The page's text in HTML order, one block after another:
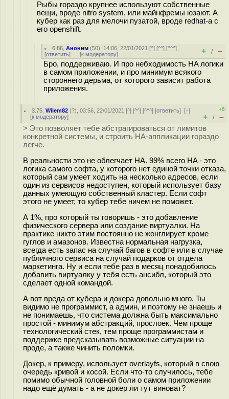
Рыбы гораздо крупнее используют собственные
вещи, вроде nitro system, или майнфремы юзают. А
кубер как раз для мелочи пузатой, вроде redhat-а c
его openshift.
6.86 ,Аноним (50), 14:06, 22/01/2021 [^] [^^] [^^^]
[ответить] [к модератору] + / –
Бро, поддерживаю. И про небходимость HA логики
в самом приложении, и про минимум всякого
стороннего дерьма, от которого зависит работа
приложения.
3.75 ,Wilem82 (?), 03:56, 22/01/2021 [^] [^^] [^^^] [ответить][↑]
[к модератору]
+5
+ / –
> Это позволяет тебе абстрагироваться от лимитов
конкретной системы, и строить HA-аппликации гораздо
легче.
В реальности это не облегчает HA. 99% всего HA - это
логика самого софта, у которого нет единой точки отказа,
который сам умеет ходить на несколько адресов, если
один из сервисов недоступен, который использует базу
данных умеющую собственный кластер. Если софт
этого не умеет, то кубер тебе ничем не поможет.
А 1%, про который ты говоришь - это добавление
физического сервера или создание виртуалки. На
практике никто этим постоянно не жонглирует кроме
гуглов и амазонов. Известна нормальная нагрузка,
всегда есть запас на случай багов в софте или в случае
публичного сервиса на случай подарков от отдела
маркетинга. Ну и если тебе раз в месяц понадобилось
добавить виртуалку у тебя есть ансибл, который это
сделает одной командой.
А вот вреда от кубера и докера довольно много. Ты
видимо не программист, а админ, и поэтому не знаешь и
не понимаешь, что система должна быть максимально
простой - минимум абстракций, прослоек. Чем проще
технологический стек, тем проще программистам и
поддержке предсказывать возможные ситуации на
проде, а также чинить поломки.
Докер, к примеру, использует overlayfs, который в свою
очередь кривой и косой. Если что-то случилось, тебе
помимо обычной головной боли о самом приложении
надо ещё думать - а не докер ли тут виноват?